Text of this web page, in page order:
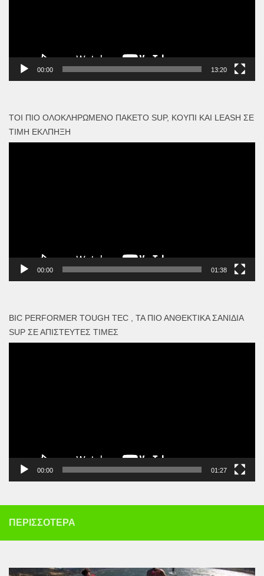
00:00 13:20
ΤΟΙ ΠΙΟ ΟΛΟΚΛΗΡΩΜΈΝΟ ΠΑΚΈΤΟ SUP, ΚΟΥΠΊ ΚΑΙ LEASH ΣΕ
ΤΙΜΉ ΈΚΛΠΗΞΗ
00:00 01:38
BIC PERFORMER TOUGH TEC , ΤΑ ΠΙΟ ΑΝΘΕΚΤΙΚΆ ΣΑΝΊΔΙΑ
SUP ΣΕ ΑΠΊΣΤΕΥΤΕΣ ΤΙΜΈΣ
00:00 01:27
ΠΕΡΙΣΣΌΤΕΡΑ